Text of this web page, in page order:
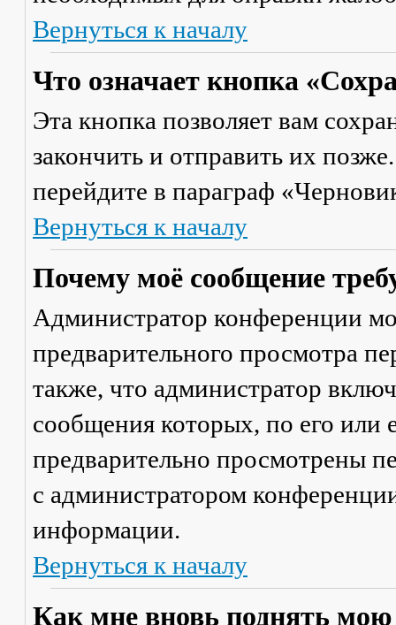
Вернуться к началу
Что означает кнопка
Эта кнопка позволяет вам
закончить и отправить их
перейдите в параграф
Вернуться к началу
Почему моё сообщение
Администратор конференции
предварительного просмотра
также, что администратор
сообщения которых, по его
предварительно просмотрены
с администратором
информации.
Вернуться к началу
Как мне вновь поднять мою